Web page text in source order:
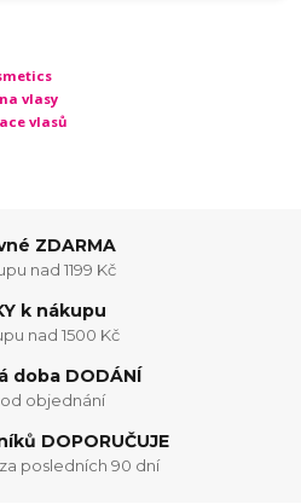
vlasy
vlasů
ZDARMA
nad 1199 Kč
k nákupu
nad 1500 Kč
doba DODÁNÍ
objednání
DOPORUČUJE
posledních 90 dní